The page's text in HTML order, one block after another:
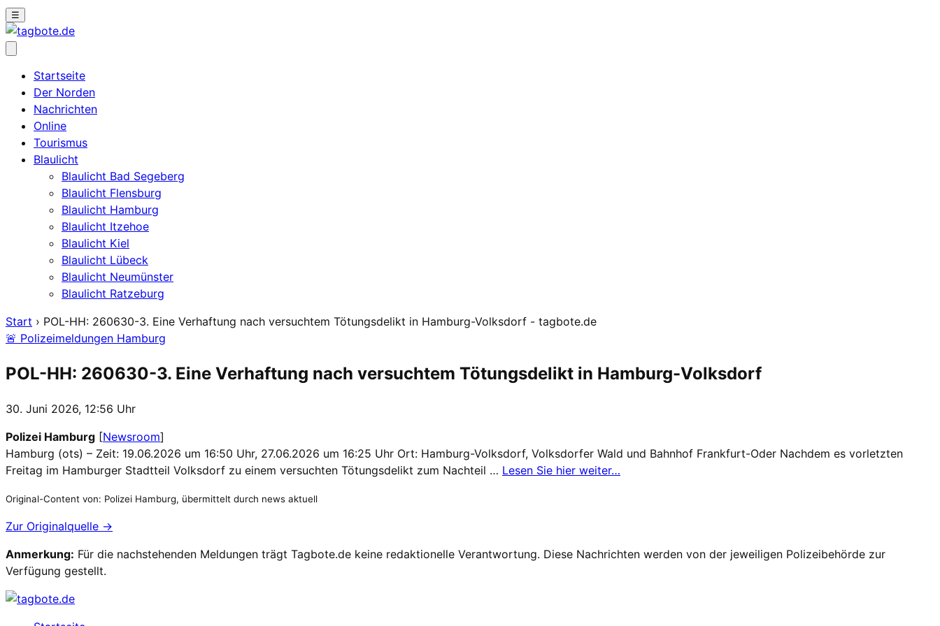
☰
Startseite
Der Norden
Nachrichten
Online
Tourismus
Blaulicht
Blaulicht Bad Segeberg
Blaulicht Flensburg
Blaulicht Hamburg
Blaulicht Itzehoe
Blaulicht Kiel
Blaulicht Lübeck
Blaulicht Neumünster
Blaulicht Ratzeburg
Start › POL-HH: 260630-3. Eine Verhaftung nach versuchtem Tötungsdelikt in Hamburg-Volksdorf - tagbote.de
🚨 Polizeimeldungen Hamburg
POL-HH: 260630-3. Eine Verhaftung nach versuchtem Tötungsdelikt in Hamburg-Volksdorf
30. Juni 2026, 12:56 Uhr
Polizei Hamburg [Newsroom]
Hamburg (ots) – Zeit: 19.06.2026 um 16:50 Uhr, 27.06.2026 um 16:25 Uhr Ort: Hamburg-Volksdorf, Volksdorfer Wald und Bahnhof Frankfurt-Oder Nachdem es vorletzten
Freitag im Hamburger Stadtteil Volksdorf zu einem versuchten Tötungsdelikt zum Nachteil … Lesen Sie hier weiter…
Original-Content von: Polizei Hamburg, übermittelt durch news aktuell
Zur Originalquelle →
Anmerkung: Für die nachstehenden Meldungen trägt Tagbote.de keine redaktionelle Verantwortung. Diese Nachrichten werden von der jeweiligen Polizeibehörde zur
Verfügung gestellt.